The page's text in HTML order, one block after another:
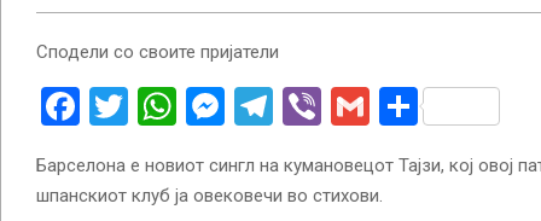
Сподели со своите пријатели
Facebook
Twitter
WhatsApp
Messenger
Telegram
ViberGmailShare
Барселона е новиот сингл на кумановецот Тајзи, кој овој
шпанскиот клуб ја овековечи во стихови.